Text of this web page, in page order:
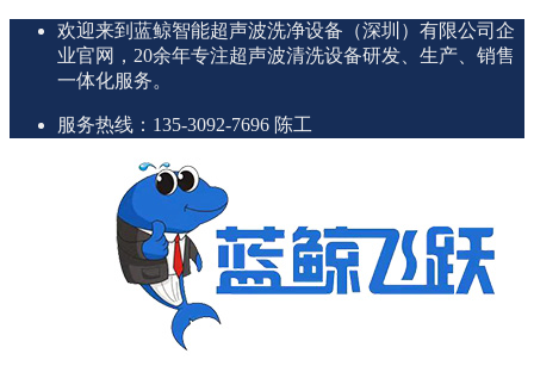
欢迎来到蓝鲸智能超声波洗净设备（深圳）有限公司企
业官网，20余年专注超声波清洗设备研发、生产、销售
一体化服务。
服务热线：135-3092-7696 陈工